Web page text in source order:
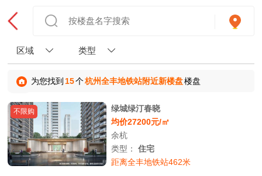
区域 类型
为您找到 15个杭州全丰地铁站附近新楼盘楼盘
不限购
绿城绿汀春晓
均价27200元/㎡
余杭
类型：住宅
距离全丰地铁站462米